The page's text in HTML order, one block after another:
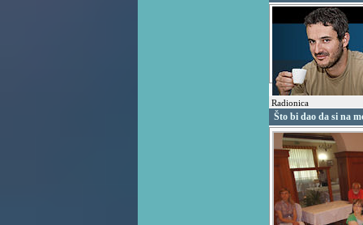
Radionica
Što bi dao da si na